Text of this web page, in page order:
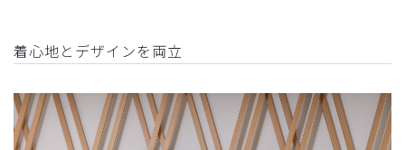
着心地とデザインを両立